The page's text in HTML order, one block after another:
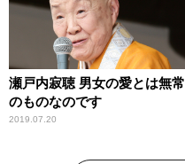
瀬戸内寂聴 男女の愛とは無常
のものなのです
2019.07.20